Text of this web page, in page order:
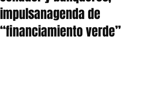
impulsanagenda de
“financiamiento verde”